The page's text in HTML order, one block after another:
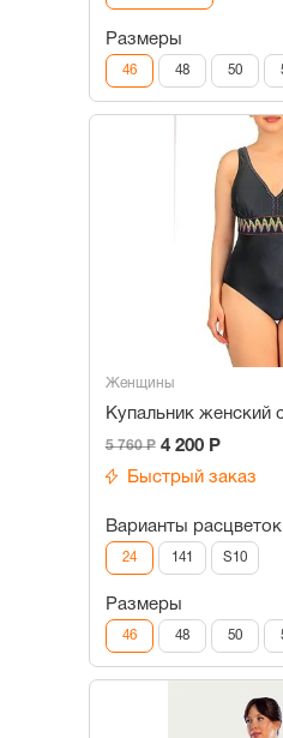
Размеры
46 48 50
Женщины
Купальник женский
5 760 Р 4 200 Р
Быстрый заказ
Варианты расцветок
24 141 S10
Размеры
46 48 50